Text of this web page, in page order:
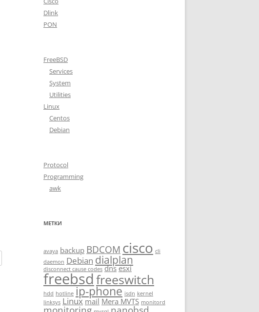
Dlink
PON
FreeBSD
Services
System
Utilities
Linux
Centos
Debian
Protocol
Programming
awk
МЕТКИ
avaya backup BDCOM cisco cli
daemon Debian dialplan
disconnect cause codes dns esxi
freebsdfreeswitch
hdd hotline ip-phone isdn kernel
linksys Linux mail Mera MVTS monitord